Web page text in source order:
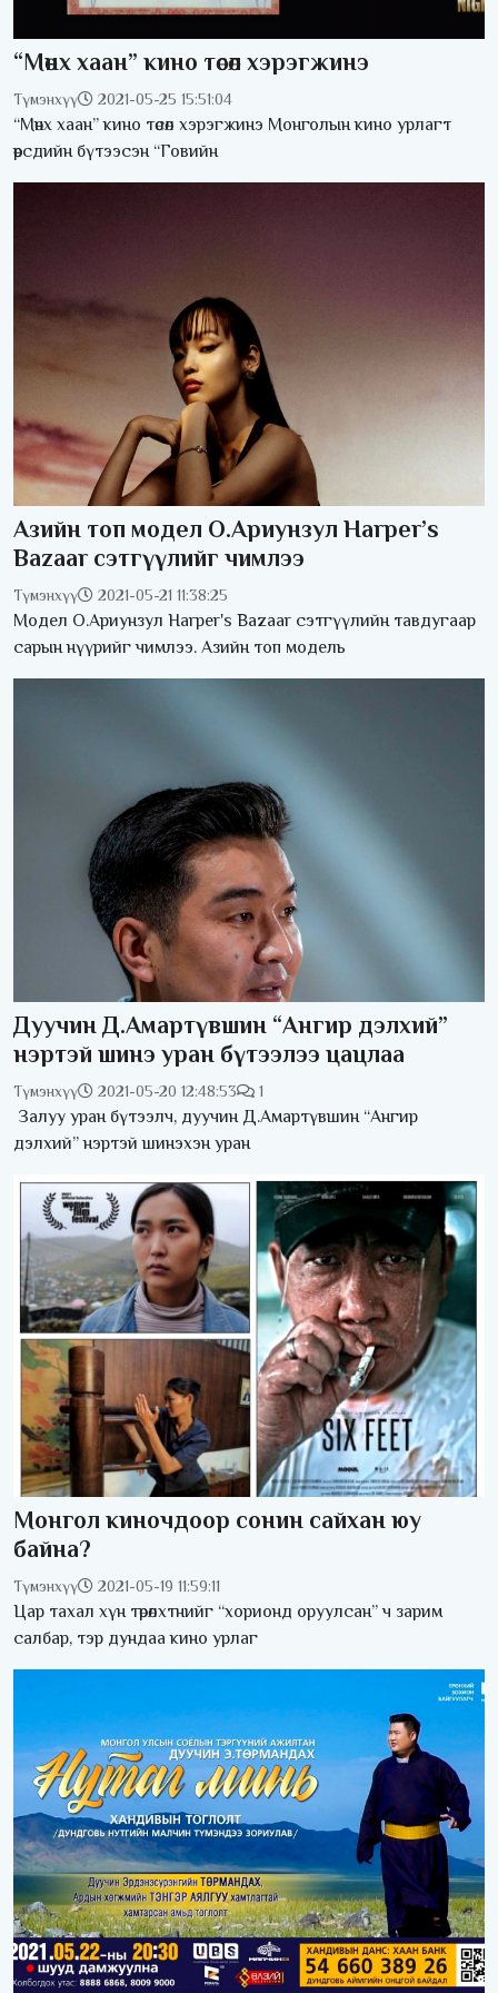
“Мөнх хаан” кино төсөл хэрэгжинэ
Түмэнхүү 2021-05-25 15:51:04
“Мөнх хаан” кино төсөл хэрэгжинэ Монголын кино урлагт
өөрсдийн бүтээсэн “Говийн
Азийн топ модел О.Ариунзул Harper’s
Bazaar сэтгүүлийг чимлээ
Түмэнхүү 2021-05-21 11:38:25
Модел О.Ариунзул Harper's Bazaar сэтгүүлийн тавдугаар
сарын нүүрийг чимлээ. Азийн топ модель
Дуучин Д.Амартүвшин “Ангир дэлхий”
нэртэй шинэ уран бүтээлээ цацлаа
Түмэнхүү 2021-05-20 12:48:53 1
Залуу уран бүтээлч, дуучин Д.Амартүвшин “Ангир
дэлхий” нэртэй шинэхэн уран
Монгол киночдоор сонин сайхан юу
байна?
Түмэнхүү 2021-05-19 11:59:11
Цар тахал хүн төрөлхтнийг “хорионд оруулсан” ч зарим
салбар, тэр дундаа кино урлаг